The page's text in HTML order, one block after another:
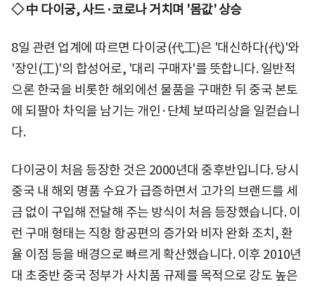
◇ 中 다이궁, 사드·코로나 거치며 '몸값' 상승
8일 관련 업계에 따르면 다이궁(代工)은 '대신하다(代)'와
'장인(工)'의 합성어로, '대리 구매자'를 뜻합니다. 일반적
으론 한국을 비롯한 해외에선 물품을 구매한 뒤 중국 본토
에 되팔아 차익을 남기는 개인·단체 보따리상을 일컫습니
다.
다이궁이 처음 등장한 것은 2000년대 중후반입니다. 당시
중국 내 해외 명품 수요가 급증하면서 고가의 브랜드를 세
금 없이 구입해 전달해 주는 방식이 처음 등장했습니다. 이
런 구매 형태는 직항 항공편의 증가와 비자 완화 조치, 환
율 이점 등을 배경으로 빠르게 확산했습니다. 이후 2010년
대 초중반 중국 정부가 사치품 규제를 목적으로 강도 높은